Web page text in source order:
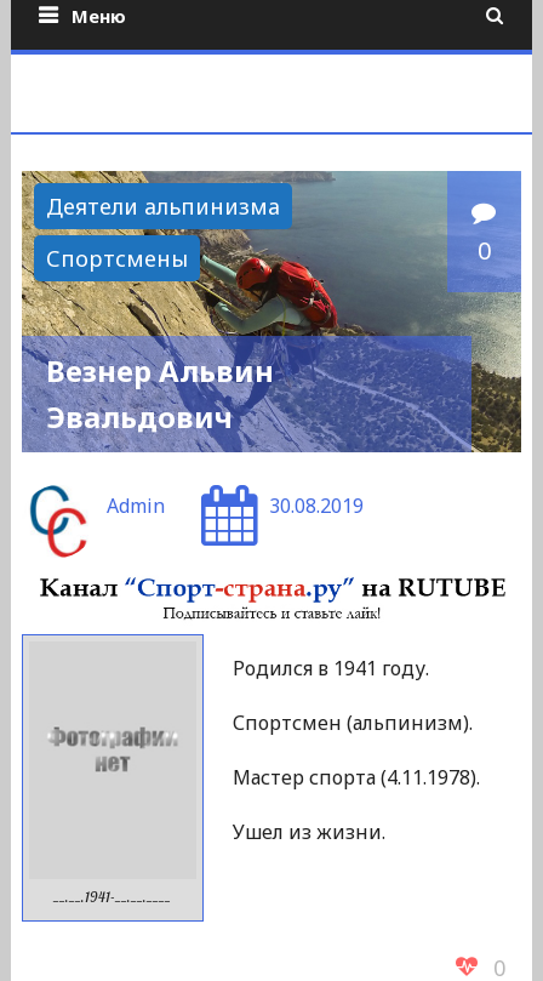
Меню
Деятели альпинизма
Спортсмены
0
Везнер Альвин
Эвальдович
Admin 30.08.2019
__.__.1941-__.__.____
Родился в 1941 году.
Спортсмен (альпинизм).
Мастер спорта (4.11.1978).
Ушел из жизни.
0